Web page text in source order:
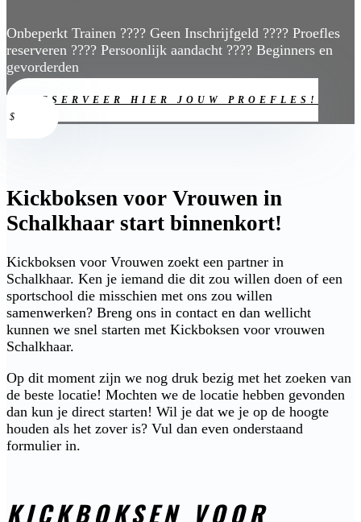
Onbeperkt Trainen ???? Geen Inschrijfgeld ???? Proefles
reserveren ???? Persoonlijk aandacht ???? Beginners en
gevorderden
RESERVEER HIER JOUW PROEFLES!
Kickboksen voor Vrouwen in
Schalkhaar start binnenkort!
Kickboksen voor Vrouwen zoekt een partner in
Schalkhaar. Ken je iemand die dit zou willen doen of een
sportschool die misschien met ons zou willen
samenwerken? Breng ons in contact en dan wellicht
kunnen we snel starten met Kickboksen voor vrouwen
Schalkhaar.
Op dit moment zijn we nog druk bezig met het zoeken van
de beste locatie! Mochten we de locatie hebben gevonden
dan kun je direct starten! Wil je dat we je op de hoogte
houden als het zover is? Vul dan even onderstaand
formulier in.
KICKBOKSEN VOOR